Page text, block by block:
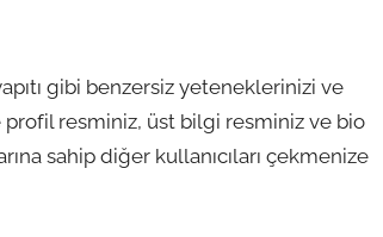
gibi benzersiz yeteneklerinizi ve
resminiz, üst bilgi resminiz ve bio
sahip diğer kullanıcıları çekmenize